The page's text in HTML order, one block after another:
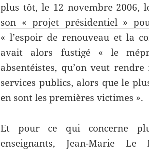
plus tôt, le 12 novembre 2006,
son « projet présidentiel »
« l’espoir de renouveau et la
avait alors fustigé « le
absentéistes, qu’on veut
services publics, alors que le
en sont les premières victimes ».
Et pour ce qui concerne
enseignants, Jean-Marie